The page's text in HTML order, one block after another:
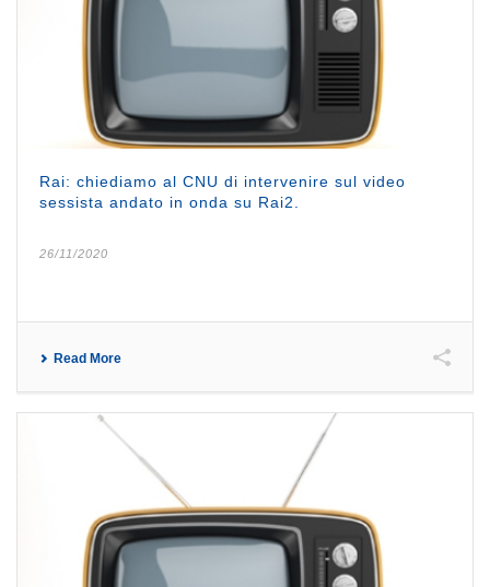
Rai: chiediamo al CNU di intervenire sul video
sessista andato in onda su Rai2.
26/11/2020
Read More